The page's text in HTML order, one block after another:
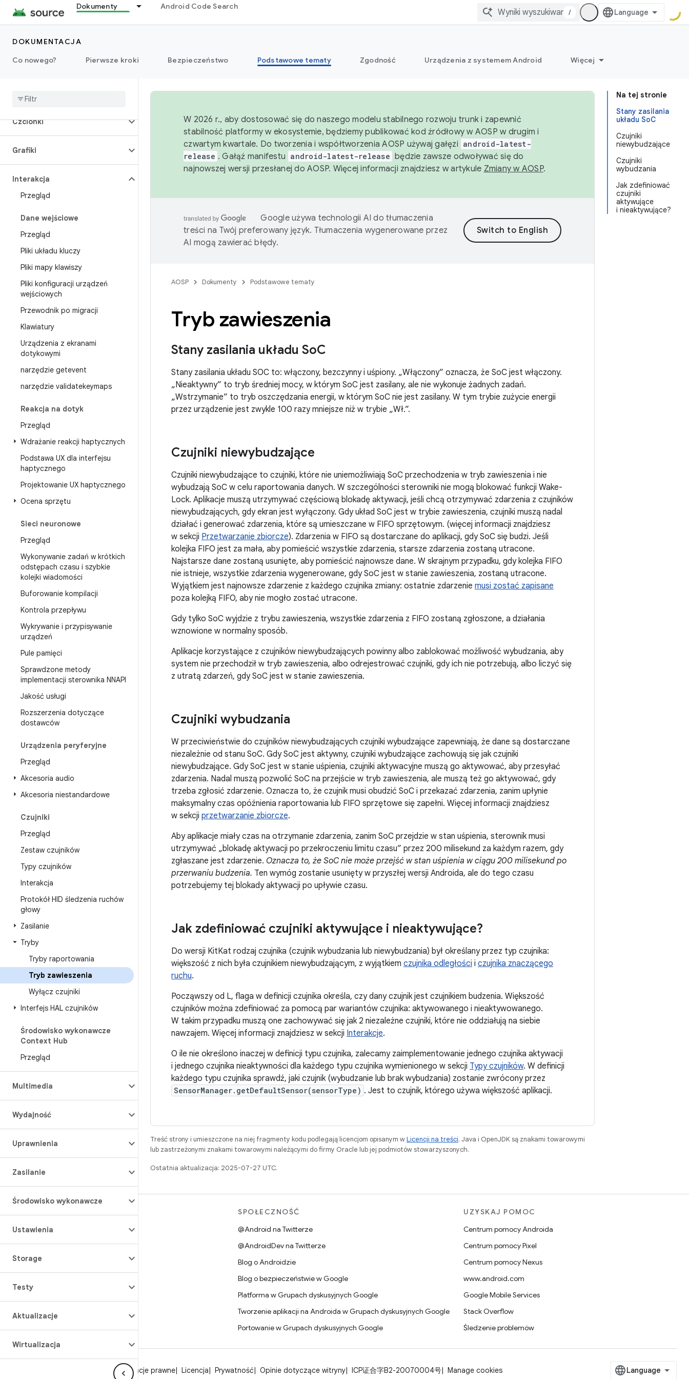
Dokumenty Android Code Search
/
DOKUMENTACJA
Co nowego?
Pierwsze kroki Bezpieczeństwo Podstawowe tematy Zgodność Urządzenia z systemem Android Więcej
Aparat
Dane
Czcionki
Grafiki
Interakcja
Przegląd
Dane wejściowe
Przegląd
Pliki układu kluczy
Pliki mapy klawiszy
Pliki konfiguracji urządzeń
wejściowych
Przewodnik po migracji
Klawiatury
Urządzenia z ekranami
dotykowymi
narzędzie getevent
narzędzie validatekeymaps
Reakcja na dotyk
Przegląd
Wdrażanie reakcji haptycznych
Podstawa UX dla interfejsu
haptycznego
Projektowanie UX haptycznego
Ocena sprzętu
Sieci neuronowe
Przegląd
Wykonywanie zadań w krótkich
odstępach czasu i szybkie
kolejki wiadomości
Buforowanie kompilacji
Kontrola przepływu
Wykrywanie i przypisywanie
urządzeń
Pule pamięci
Sprawdzone metody
implementacji sterownika NNAPI
Jakość usługi
Rozszerzenia dotyczące
dostawców
Urządzenia peryferyjne
Przegląd
Akcesoria audio
Akcesoria niestandardowe
Czujniki
Przegląd
Zestaw czujników
Typy czujników
Interakcja
Protokół HID śledzenia ruchów
głowy
Zasilanie
Tryby
Tryby raportowania
Tryb zawieszenia
Wyłącz czujniki
Interfejs HAL czujników
Środowisko wykonawcze
Context Hub
Przegląd
Multimedia
Wydajność
Uprawnienia
Zasilanie
Środowisko wykonawcze
Ustawienia
Storage
Testy
Aktualizacje
Wirtualizacja
Na tej stronie
Stany zasilania
układu SoC
Czujniki
niewybudzające
Czujniki
wybudzania
Jak zdefiniować
czujniki
aktywujące
i nieaktywujące?
W 2026 r., aby dostosować się do naszego modelu stabilnego rozwoju trunk i zapewnić
stabilność platformy w ekosystemie, będziemy publikować kod źródłowy w AOSP w drugim i
czwartym kwartale. Do tworzenia i współtworzenia AOSP używaj gałęzi android-latest-
release . Gałąź manifestu android-latest-release będzie zawsze odwoływać się do
najnowszej wersji przesłanej do AOSP. Więcej informacji znajdziesz w artykule Zmiany w AOSP.
Google używa technologii AI do tłumaczenia
treści na Twój preferowany język. Tłumaczenia wygenerowane przez
AI mogą zawierać błędy.
AOSP Dokumenty Podstawowe tematy
Tryb zawieszenia
Stany zasilania układu SoC
Stany zasilania układu SOC to: włączony, bezczynny i uśpiony. „Włączony” oznacza, że SoC jest włączony.
„Nieaktywny” to tryb średniej mocy, w którym SoC jest zasilany, ale nie wykonuje żadnych zadań.
„Wstrzymanie” to tryb oszczędzania energii, w którym SoC nie jest zasilany. W tym trybie zużycie energii
przez urządzenie jest zwykle 100 razy mniejsze niż w trybie „Wł.”.
Czujniki niewybudzające
Czujniki niewybudzające to czujniki, które nie uniemożliwiają SoC przechodzenia w tryb zawieszenia i nie
wybudzają SoC w celu raportowania danych. W szczególności sterowniki nie mogą blokować funkcji Wake-
Lock. Aplikacje muszą utrzymywać częściową blokadę aktywacji, jeśli chcą otrzymywać zdarzenia z czujników
niewybudzających, gdy ekran jest wyłączony. Gdy układ SoC jest w trybie zawieszenia, czujniki muszą nadal
działać i generować zdarzenia, które są umieszczane w FIFO sprzętowym. (więcej informacji znajdziesz
w sekcji Przetwarzanie zbiorcze). Zdarzenia w FIFO są dostarczane do aplikacji, gdy SoC się budzi. Jeśli
kolejka FIFO jest za mała, aby pomieścić wszystkie zdarzenia, starsze zdarzenia zostaną utracone.
Najstarsze dane zostaną usunięte, aby pomieścić najnowsze dane. W skrajnym przypadku, gdy kolejka FIFO
nie istnieje, wszystkie zdarzenia wygenerowane, gdy SoC jest w stanie zawieszenia, zostaną utracone.
Wyjątkiem jest najnowsze zdarzenie z każdego czujnika zmiany: ostatnie zdarzenie musi zostać zapisane
poza kolejką FIFO, aby nie mogło zostać utracone.
Gdy tylko SoC wyjdzie z trybu zawieszenia, wszystkie zdarzenia z FIFO zostaną zgłoszone, a działania
wznowione w normalny sposób.
Aplikacje korzystające z czujników niewybudzających powinny albo zablokować możliwość wybudzania, aby
system nie przechodził w tryb zawieszenia, albo odrejestrować czujniki, gdy ich nie potrzebują, albo liczyć się
z utratą zdarzeń, gdy SoC jest w stanie zawieszenia.
Czujniki wybudzania
W przeciwieństwie do czujników niewybudzających czujniki wybudzające zapewniają, że dane są dostarczane
niezależnie od stanu SoC. Gdy SoC jest aktywny, czujniki wybudzające zachowują się jak czujniki
niewybudzające. Gdy SoC jest w stanie uśpienia, czujniki aktywacyjne muszą go aktywować, aby przesyłać
zdarzenia. Nadal muszą pozwolić SoC na przejście w tryb zawieszenia, ale muszą też go aktywować, gdy
trzeba zgłosić zdarzenie. Oznacza to, że czujnik musi obudzić SoC i przekazać zdarzenia, zanim upłynie
maksymalny czas opóźnienia raportowania lub FIFO sprzętowe się zapełni. Więcej informacji znajdziesz
w sekcji przetwarzanie zbiorcze.
Aby aplikacje miały czas na otrzymanie zdarzenia, zanim SoC przejdzie w stan uśpienia, sterownik musi
utrzymywać „blokadę aktywacji po przekroczeniu limitu czasu” przez 200 milisekund za każdym razem, gdy
zgłaszane jest zdarzenie. Oznacza to, że SoC nie może przejść w stan uśpienia w ciągu 200 milisekund po
przerwaniu budzenia. Ten wymóg zostanie usunięty w przyszłej wersji Androida, ale do tego czasu
potrzebujemy tej blokady aktywacji po upływie czasu.
Jak zdefiniować czujniki aktywujące i nieaktywujące?
Do wersji KitKat rodzaj czujnika (czujnik wybudzania lub niewybudzania) był określany przez typ czujnika:
większość z nich była czujnikiem niewybudzającym, z wyjątkiem czujnika odległości i czujnika znaczącego
ruchu.
Począwszy od L, flaga w definicji czujnika określa, czy dany czujnik jest czujnikiem budzenia. Większość
czujników można zdefiniować za pomocą par wariantów czujnika: aktywowanego i nieaktywowanego.
W takim przypadku muszą one zachowywać się jak 2 niezależne czujniki, które nie oddziałują na siebie
nawzajem. Więcej informacji znajdziesz w sekcji Interakcje.
O ile nie określono inaczej w definicji typu czujnika, zalecamy zaimplementowanie jednego czujnika aktywacji
i jednego czujnika nieaktywności dla każdego typu czujnika wymienionego w sekcji Typy czujników. W definicji
każdego typu czujnika sprawdź, jaki czujnik (wybudzanie lub brak wybudzania) zostanie zwrócony przez
SensorManager.getDefaultSensor(sensorType) . Jest to czujnik, którego używa większość aplikacji.
Treść strony i umieszczone na niej fragmenty kodu podlegają licencjom opisanym wLicencji na treści. Java i OpenJDK są znakami towarowymi
lub zastrzeżonymi znakami towarowymi należącymi do firmy Oracle lub jej podmiotów stowarzyszonych.
Ostatnia aktualizacja: 2025-07-27 UTC.
Repozytorium Androida
Wymagania
Pobieranie
Pliki binarne sterowników
GitHub
SPOŁECZNOŚĆ
@Android na Twitterze
@AndroidDev na Twitterze
Blog o Androidzie
Blog o bezpieczeństwie w Google
Platforma w Grupach dyskusyjnych Google
Tworzenie aplikacji na Androida w Grupach dyskusyjnych Google
Portowanie w Grupach dyskusyjnych Google
UZYSKAJ POMOC
Centrum pomocy Androida
Centrum pomocy Pixel
Centrum pomocy Nexus
www.android.com
Google Mobile Services
Stack Overflow
Śledzenie problemów
Informacje prawne Licencja Prywatność Opinie dotyczące witryny ICP证合字B2-20070004号 Manage cookies